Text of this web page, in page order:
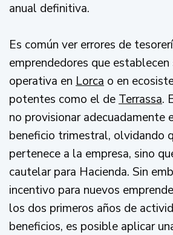
anual definitiva.
Es común ver errores de
emprendedores que establecen
operativa en Lorca o en
potentes como el de Terrassa.
no provisionar adecuadamente
beneficio trimestral, olvidando
pertenece a la empresa, sino
cautelar para Hacienda. Sin
incentivo para nuevos
los dos primeros años de
beneficios, es posible aplicar